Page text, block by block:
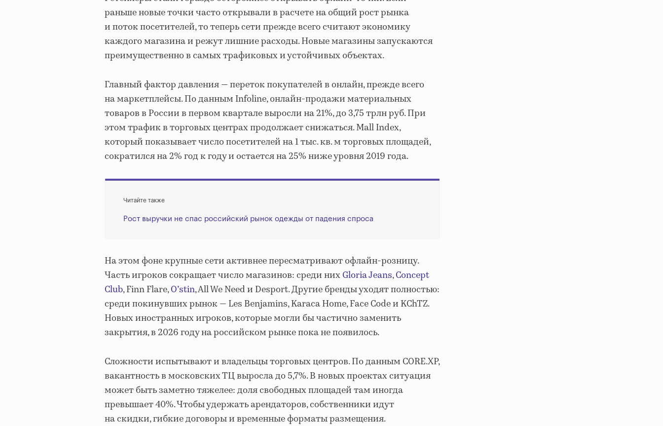
раньше новые точки часто открывали в расчете на общий рост рынка
и поток посетителей, то теперь сети прежде всего считают экономику
каждого магазина и режут лишние расходы. Новые магазины запускаются
преимущественно в самых трафиковых и устойчивых объектах.
Главный фактор давления — переток покупателей в онлайн, прежде всего
на маркетплейсы. По данным Infoline, онлайн-продажи материальных
товаров в России в первом квартале выросли на 21%, до 3,75 трлн руб. При
этом трафик в торговых центрах продолжает снижаться. Mall Index,
который показывает число посетителей на 1 тыс. кв. м торговых площадей,
сократился на 2% год к году и остается на 25% ниже уровня 2019 года.
Читайте также
Рост выручки не спас российский рынок одежды от падения спроса
На этом фоне крупные сети активнее пересматривают офлайн-розницу.
Часть игроков сокращает число магазинов: среди нихGloria Jeans,Concept
Club, Finn Flare,O’stin, All We Need и Desport. Другие бренды уходят полностью:
среди покинувших рынок — Les Benjamins, Karaca Home, Face Code и KChTZ.
Новых иностранных игроков, которые могли бы частично заменить
закрытия, в 2026 году на российском рынке пока не появилось.
Сложности испытывают и владельцы торговых центров. По данным CORE.XP,
вакантность в московских ТЦ выросла до 5,7%. В новых проектах ситуация
может быть заметно тяжелее: доля свободных площадей там иногда
превышает 40%. Чтобы удержать арендаторов, собственники идут
на скидки, гибкие договоры и временные форматы размещения.